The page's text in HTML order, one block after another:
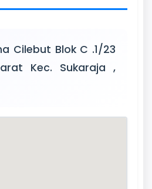
Cilebut Blok C .1/23
Kec. Sukaraja ,